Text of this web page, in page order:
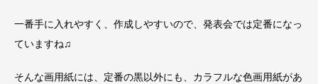
一番手に入れやすく、作成しやすいので、発表会では定番になっ
ていますね♫
そんな画用紙には、定番の黒以外にも、カラフルな色画用紙があ